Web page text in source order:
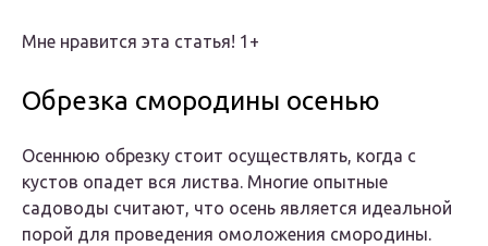
Мне нравится эта статья! 1+
Обрезка смородины осенью
Осеннюю обрезку стоит осуществлять, когда с
кустов опадет вся листва. Многие опытные
садоводы считают, что осень является идеальной
порой для проведения омоложения смородины.